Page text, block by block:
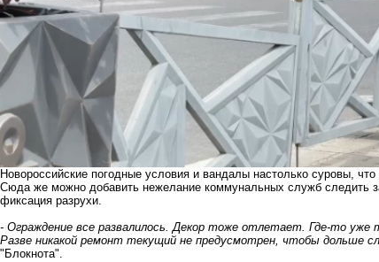
Новороссийские погодные условия и вандалы настолько суровы,
Сюда же можно добавить нежелание коммунальных служб следить
фиксация разрухи.
- Ограждение все развалилось. Декор тоже отлетает. Где-то уже
Разве никакой ремонт текущий не предусмотрен, чтобы дольше
"Блокнота".